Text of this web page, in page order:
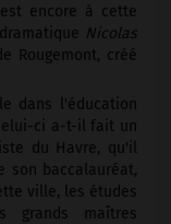
encore à cette
Nicolas
Rougemont, créé
dans l'éducation
ci a-t-il fait un
du Havre, qu'il
son baccalauréat,
ville, les études
grands maîtres